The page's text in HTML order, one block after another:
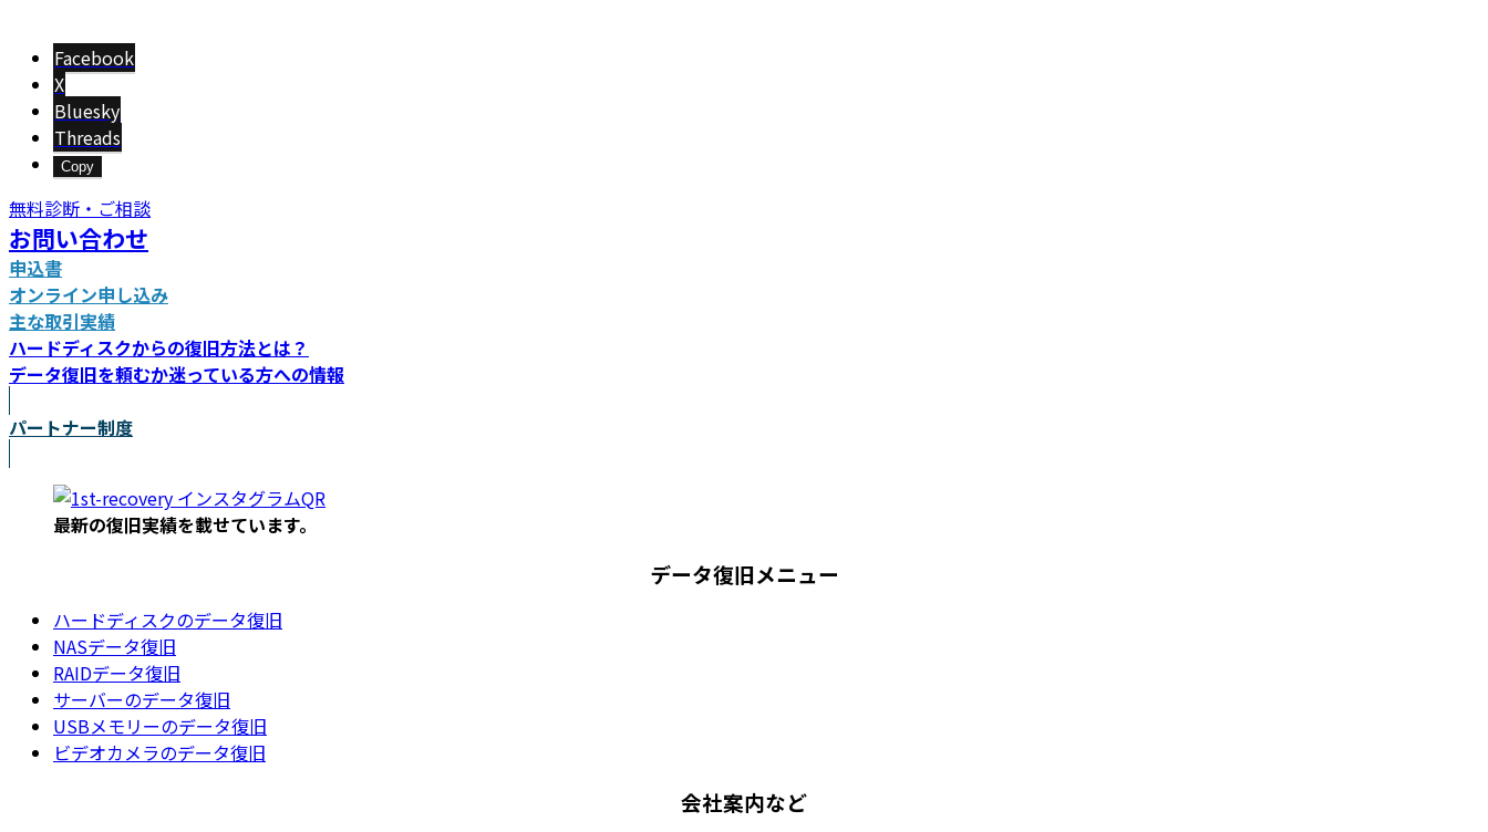
Facebook
X
Bluesky
Threads
Copy
無料診断・ご相談
お問い合わせ
申込書
オンライン申し込み
主な取引実績
ハードディスクからの復旧方法とは？
データ復旧を頼むか迷っている方への情報
パートナー制度
最新の復旧実績を載せています。
データ復旧メニュー
ハードディスクのデータ復旧
NASデータ復旧
RAIDデータ復旧
サーバーのデータ復旧
USBメモリーのデータ復旧
ビデオカメラのデータ復旧
会社案内など